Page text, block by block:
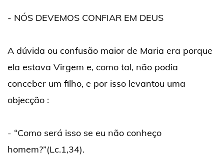
- NÓS DEVEMOS CONFIAR EM DEUS
A dúvida ou confusão maior de Maria era porque
ela estava Virgem e, como tal, não podia
conceber um filho, e por isso levantou uma
objecção :
- “Como será isso se eu não conheço
homem?”(Lc.1,34).